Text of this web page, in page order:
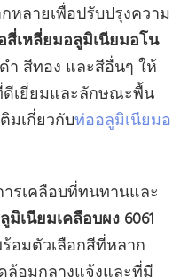
หลายเพื่อปรับปรุงความ
สี่เหลี่ยมอลูมิเนียมอโน
า สีทอง และสีอื่นๆ ให้
เยี่ยมและลักษณะพื้น
มเกี่ยวกับท่ออลูมิเนียมอ
รเคลือบที่ทนทานและ
มิเนียมเคลือบผง 6061
อมตัวเลือกสีที่หลาก